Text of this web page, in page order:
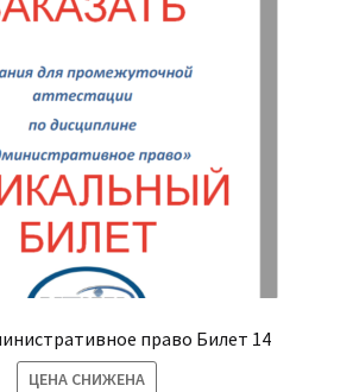
право Билет 14
ЦЕНА СНИЖЕНА